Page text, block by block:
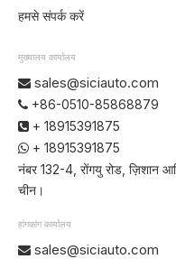
हमसे संपर्क करें
मुख्यालय कार्यालय
 sales@siciauto.com
 +86-0510-85868879
 + 18915391875
 + 18915391875
नंबर 132-4, रोंगयु रोड, ज़िशान
चीन।
हांगकांग कार्यालय
 sales@siciauto.com